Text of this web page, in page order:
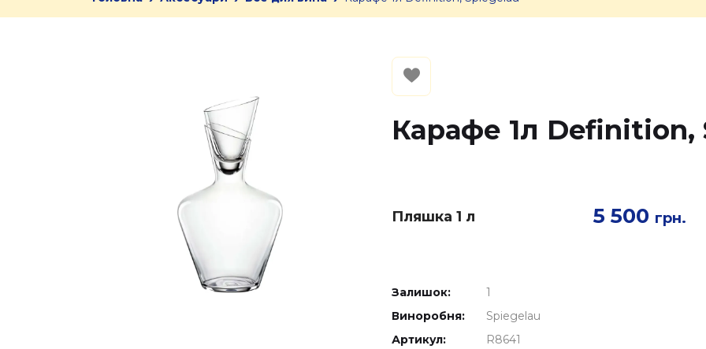
Карафе 1л Definition,
Пляшка 1 л 5 500 грн.
Залишок:
1
Виноробня:
Spiegelau
Артикул:
R8641